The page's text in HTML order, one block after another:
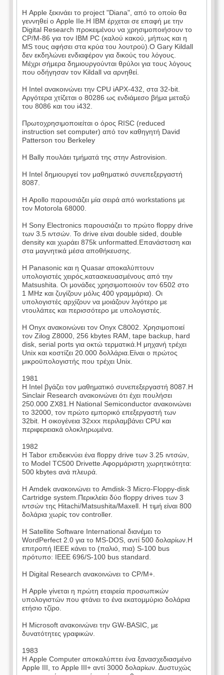
Η Apple ξεκινάει το project "Diana", από το οποίο θα
γεννηθεί ο Apple IIe.Η IBM έρχεται σε επαφή με την
Digital Research προκειμένου να χρησιμοποιήσουν το
CP/M-86 για τον IBM PC (καλού κακού, μήπως και η
MS τους αφήσει στα κρύα του λουτρού).Ο Gary Kildall
δεν εκδηλώνει ενδιαφέρον για δικούς του λόγους.
Μέχρι σήμερα δημιουργούνται θρύλοι για τους λόγους
που οδήγησαν τον Kildall να αρνηθεί.
Η Intel ανακοινώνει την CPU iAPX-432, στα 32-bit.
Αργότερα χτίζεται ο 80286 ως ενδιάμεσο βήμα μεταξύ
του 8086 και του i432.
Πρωτοχρησιμοποιείται ο όρος RISC (reduced
instruction set computer) από τον καθηγητή David
Patterson του Berkeley
Η Bally πουλάει τμήματά της στην Astrovision.
Η Intel δημιουργεί τον μαθηματικό συνεπεξεργαστή
8087.
Η Apollo παρουσιάζει μία σειρά από workstations με
τον Motorola 68000.
Η Sony Electronics παρουσιάζει το πρώτο floppy drive
των 3.5 ιντσών. Το drive είναι double sided, double
density και χωράει 875k unformatted.Επανάσταση και
στα μαγνητικά μέσα αποθήκευσης.
Η Panasonic και η Quasar αποκαλύπτουν
υπολογιστές χειρός,κατασκευασμένους από την
Matsushita. Οι μονάδες χρησιμοποιούν τον 6502 στο
1 MHz και ζυγίζουν μόλις 400 γραμμάρια). Οι
υπολογιστές αρχίζουν να μοιάζουν λιγότερο με
ντουλάπες και περισσότερο με υπολογιστές.
Η Onyx ανακοινώνει τον Onyx C8002. Χρησιμοποιεί
τον Zilog Z8000, 256 kbytes RAM, tape backup, hard
disk, serial ports για οκτώ τερματικά.Η μηχανή τρέχει
Unix και κοστίζει 20.000 δολλάρια.Είναι ο πρώτος
μικροϋπολογιστής που τρέχει Unix.
1981
Η Intel βγάζει τον μαθηματικό συνεπεξεργαστή 8087.Η
Sinclair Research ανακοινώνει ότι έχει πουλήσει
250.000 ZX81.Η National Semiconductor ανακοινώνει
το 32000, τον πρώτο εμπορικό επεξεργαστή των
32bit. Η οικογένεια 32xxx περιλαμβάνει CPU και
περιφερειακά ολοκληρωμένα.
1982
Η Tabor επιδεικνύει ένα floppy drive των 3.25 ιντσών,
το Model TC500 Drivette.Αφορμάριστη χωρητικότητα:
500 kbytes ανά πλευρά.
Η Amdek ανακοινώνει το Amdisk-3 Micro-Floppy-disk
Cartridge system.Περικλείει δύο floppy drives των 3
ιντσών της Hitachi/Matsushita/Maxell. Η τιμή είναι 800
δολάρια χωρίς τον controller.
Η Satellite Software International διανέμει το
WordPerfect 2.0 για το MS-DOS, αντί 500 δολαρίων.Η
επιτροπή IEEE κάνει το (παλιό, πια) S-100 bus
πρότυπο: IEEE 696/S-100 bus standard.
Η Digital Research ανακοινώνει το CP/M+.
Η Apple γίνεται η πρώτη εταιρεία προσωπικών
υπολογιστών που φτάνει το ένα εκατομμύριο δολάρια
ετήσιο τζίρο.
Η Microsoft ανακοινώνει την GW-BASIC, με
δυνατότητες γραφικών.
1983
Η Apple Computer αποκαλύπτει ένα ξανασχεδιασμένο
Apple III, το Apple III+ αντί 3000 δολαρίων. Δυστυχώς